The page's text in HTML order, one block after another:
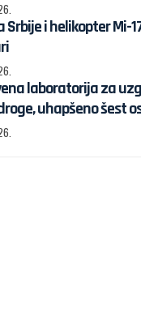
Srbije i helikopter Mi-
laboratorija za
uhapšeno šest